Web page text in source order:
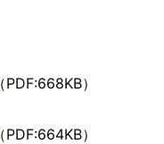
（PDF:668KB）
（PDF:664KB）